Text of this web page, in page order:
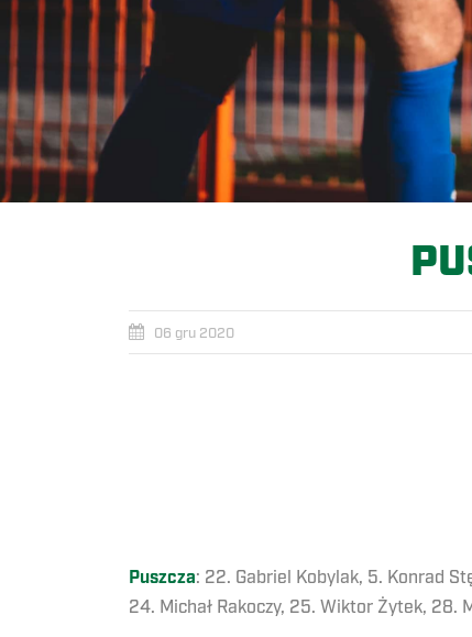
06 gru 2020
Puszcza: 22. Gabriel Kobylak, 5. Konrad
24. Michał Rakoczy, 25. Wiktor Żytek, 28.